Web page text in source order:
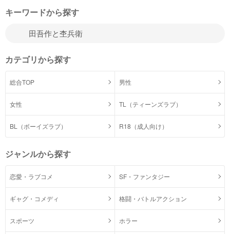
キーワードから探す
カテゴリから探す
総合TOP 男性
女性 TL（ティーンズラブ）
BL（ボーイズラブ） R18（成人向け）
ジャンルから探す
恋愛・ラブコメ SF・ファンタジー
ギャグ・コメディ 格闘・バトルアクション
スポーツ ホラー